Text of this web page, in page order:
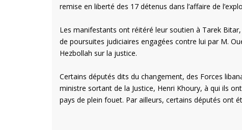
remise en liberté des 17 détenus dans l’affaire de
Les manifestants ont réitéré leur soutien à Tarek Bitar,
de poursuites judiciaires engagées contre lui par M.
Hezbollah sur la justice.
Certains députés dits du changement, des Forces
ministre sortant de la Justice, Henri Khoury, à qui ils
pays de plein fouet. Par ailleurs, certains députés ont